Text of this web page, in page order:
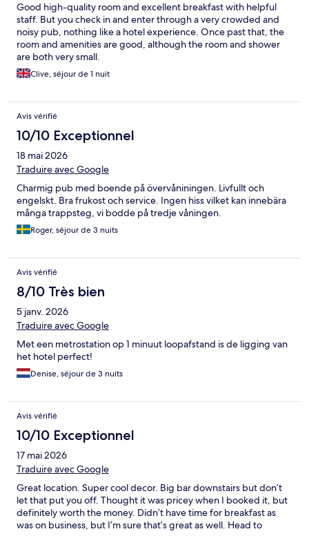
Good high-quality room and excellent breakfast with helpful
staff. But you check in and enter through a very crowded and
noisy pub, nothing like a hotel experience. Once past that, the
room and amenities are good, although the room and shower
are both very small.
Clive, séjour de 1 nuit
Avis vérifié
10/10 Exceptionnel
18 mai 2026
Traduire avec Google
Charmig pub med boende på övervåniningen. Livfullt och
engelskt. Bra frukost och service. Ingen hiss vilket kan innebära
många trappsteg, vi bodde på tredje våningen.
Roger, séjour de 3 nuits
Avis vérifié
8/10 Très bien
5 janv. 2026
Traduire avec Google
Met een metrostation op 1 minuut loopafstand is de ligging van
het hotel perfect!
Denise, séjour de 3 nuits
Avis vérifié
10/10 Exceptionnel
17 mai 2026
Traduire avec Google
Great location. Super cool decor. Big bar downstairs but don’t
let that put you off. Thought it was pricey when I booked it, but
definitely worth the money. Didn’t have time for breakfast as
was on business, but I’m sure that’s great as well. Head to